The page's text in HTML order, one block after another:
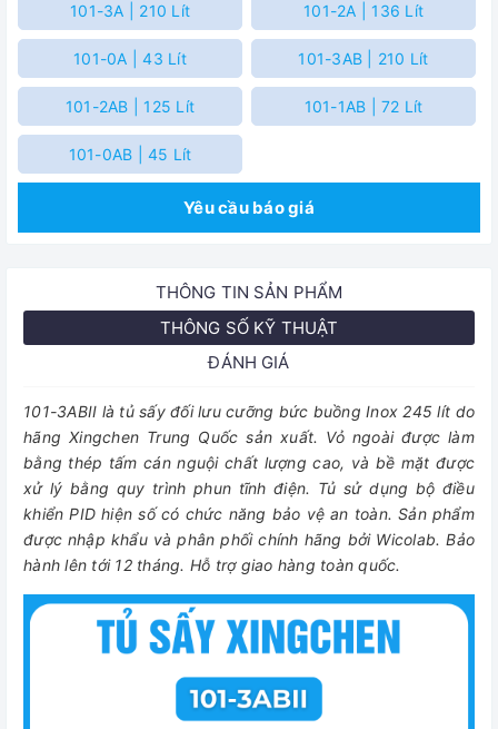
101-3A | 210 Lít 101-2A | 136 Lít
101-0A | 43 Lít 101-3AB | 210 Lít
101-2AB | 125 Lít 101-1AB | 72 Lít
101-0AB | 45 Lít
Yêu cầu báo giá
THÔNG TIN SẢN PHẨM
THÔNG SỐ KỸ THUẬT
ĐÁNH GIÁ
101-3ABII là tủ sấy đối lưu cưỡng bức buồng Inox 245 lít do
hãng Xingchen Trung Quốc sản xuất. Vỏ ngoài được làm
bằng thép tấm cán nguội chất lượng cao, và bề mặt được
xử lý bằng quy trình phun tĩnh điện. Tủ sử dụng bộ điều
khiển PID hiện số có chức năng bảo vệ an toàn. Sản phẩm
được nhập khẩu và phân phối chính hãng bởi Wicolab. Bảo
hành lên tới 12 tháng. Hỗ trợ giao hàng toàn quốc.